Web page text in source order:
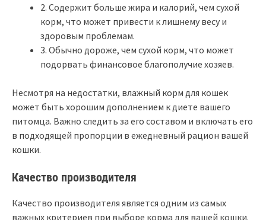
2. Содержит больше жира и калорий, чем сухой
корм, что может привести к лишнему весу и
здоровым проблемам.
3. Обычно дороже, чем сухой корм, что может
подорвать финансовое благополучие хозяев.
Несмотря на недостатки, влажный корм для кошек
может быть хорошим дополнением к диете вашего
питомца. Важно следить за его составом и включать его
в подходящей пропорции в ежедневный рацион вашей
кошки.
Качество производителя
Качество производителя является одним из самых
важных критериев при выборе корма для вашей кошки.